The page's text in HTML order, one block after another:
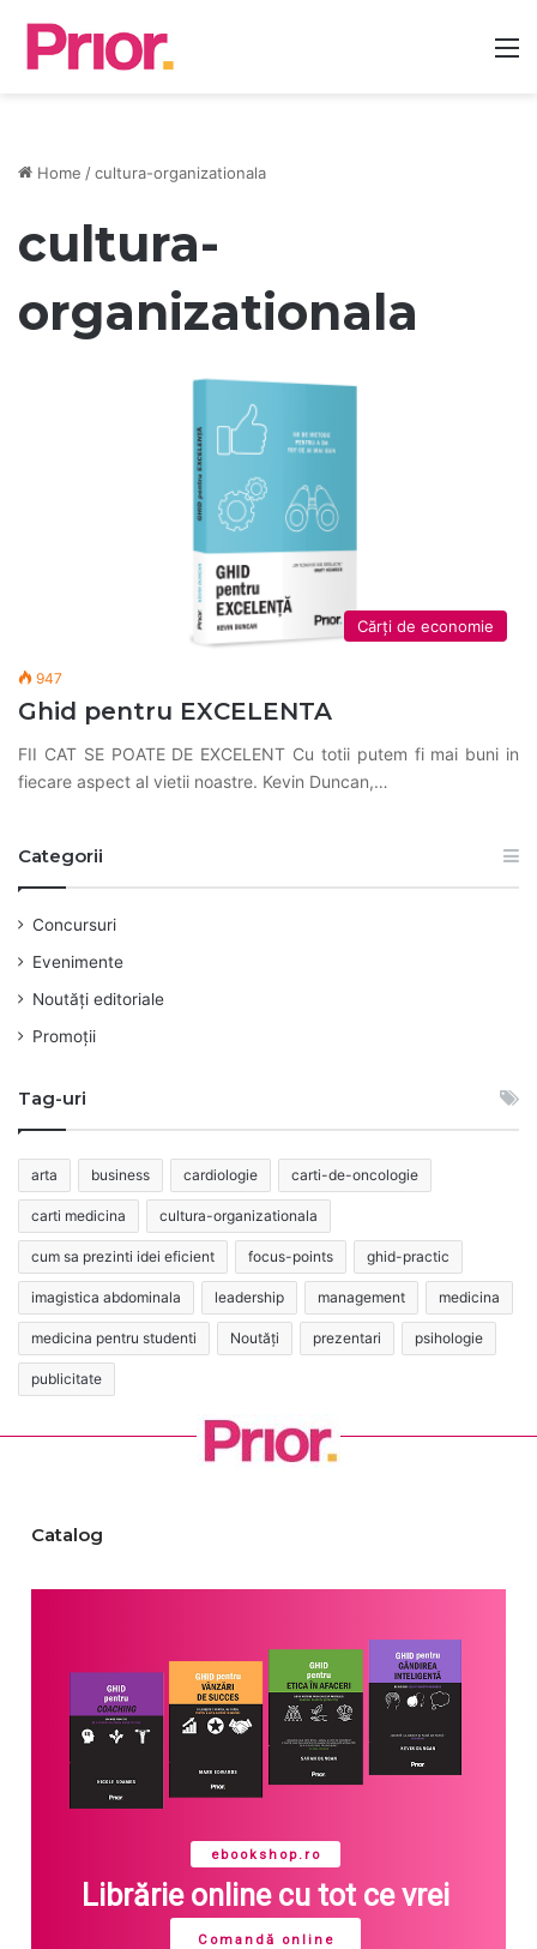
Home /cultura-organizationala
cultura-
organizationala
Cărți de economie
947
Ghid pentru EXCELENTA
FII CAT SE POATE DE EXCELENT Cu totii putem fi mai buni in
fiecare aspect al vietii noastre. Kevin Duncan,…
Categorii
Concursuri
Evenimente
Noutăți editoriale
Promoții
Tag-uri
arta business cardiologie carti-de-oncologie
carti medicina cultura-organizationala
cum sa prezinti idei eficient focus-points ghid-practic
imagistica abdominala leadership management medicina
medicina pentru studenti Noutăți prezentari psihologie
publicitate
Catalog
ebookshop.ro
Librărie online cu tot ce vrei
Comandă online